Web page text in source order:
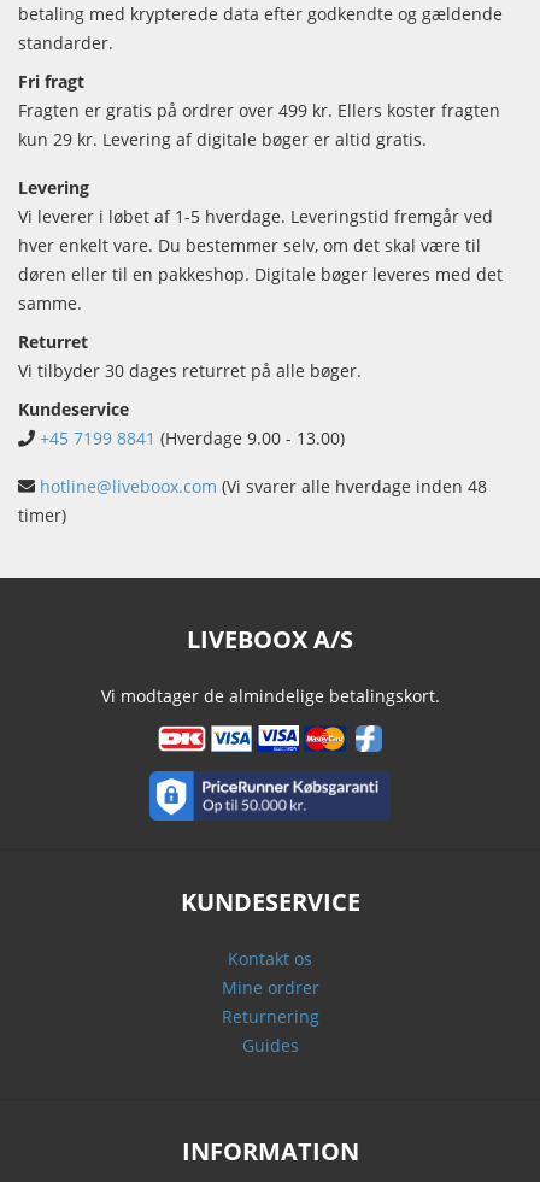
betaling med krypterede data efter godkendte og gældende
standarder.
Fri fragt
Fragten er gratis på ordrer over 499 kr. Ellers koster fragten
kun 29 kr. Levering af digitale bøger er altid gratis.
Levering
Vi leverer i løbet af 1-5 hverdage. Leveringstid fremgår ved
hver enkelt vare. Du bestemmer selv, om det skal være til
døren eller til en pakkeshop. Digitale bøger leveres med det
samme.
Returret
Vi tilbyder 30 dages returret på alle bøger.
Kundeservice
+45 7199 8841 (Hverdage 9.00 - 13.00)
hotline@liveboox.com (Vi svarer alle hverdage inden 48
timer)
LIVEBOOX A/S
Vi modtager de almindelige betalingskort.
KUNDESERVICE
Kontakt os
Mine ordrer
Returnering
Guides
INFORMATION